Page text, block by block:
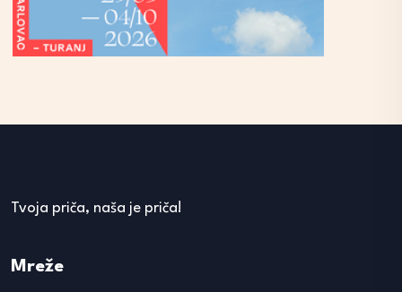
Tvoja priča, naša je priča!
Mreže